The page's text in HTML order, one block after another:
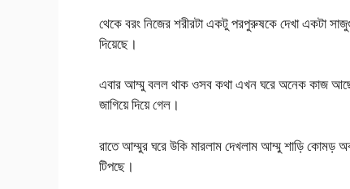
থেকে বরং নিজের শরীরটা একটু পরপুরুষকে দেখা একটা
দিয়েছে।
এবার আম্মু বলল থাক ওসব কথা এখন ঘরে অনেক কাজ
জাগিয়ে দিয়ে গেল।
রাতে আম্মুর ঘরে উকি মারলাম দেখলাম আম্মু শাড়ি কোমড়
টিপছে।